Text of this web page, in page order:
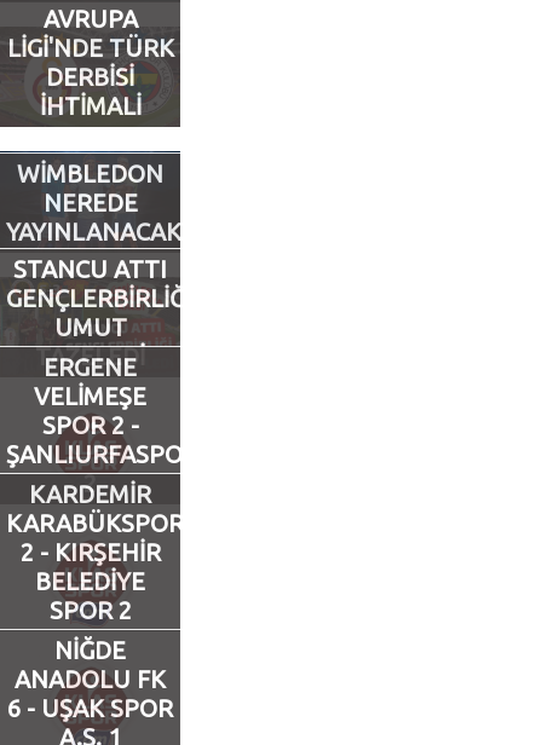
Foto Galeri
Video Galeri
Ankara Takımları
Futbol
Basketbol
Voleybol
Hentbol
Bisiklet
Diğer Sporlar
Sosyal Medya
Facebook
AVRUPA
LİGİ'NDE TÜRK
DERBİSİ
İHTİMALİ
WİMBLEDON
NEREDE
YAYINLANACAK?
STANCU ATTI
GENÇLERBİRLİĞİ
UMUT
TAZELEDİ
ERGENE
VELİMEŞE
SPOR 2 -
ŞANLIURFASPOR
2
KARDEMİR
KARABÜKSPOR
2 - KIRŞEHİR
BELEDİYE
SPOR 2
NİĞDE
ANADOLU FK
6 - UŞAK SPOR
A.Ş. 1